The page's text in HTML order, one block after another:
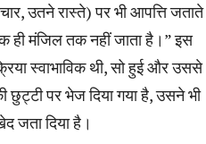
उतने रास्ते) पर भी आपत्ति जताते
ही मंजिल तक नहीं जाता है।” इस
स्वाभाविक थी, सो हुई और उससे
पर भेज दिया गया है, उसने भी
जता दिया है।